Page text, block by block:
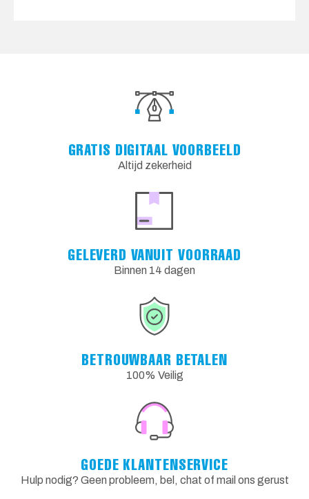
GRATIS DIGITAAL VOORBEELD
Altijd zekerheid
GELEVERD VANUIT VOORRAAD
Binnen 14 dagen
BETROUWBAAR BETALEN
100% Veilig
GOEDE KLANTENSERVICE
Hulp nodig? Geen probleem, bel, chat of mail ons gerust